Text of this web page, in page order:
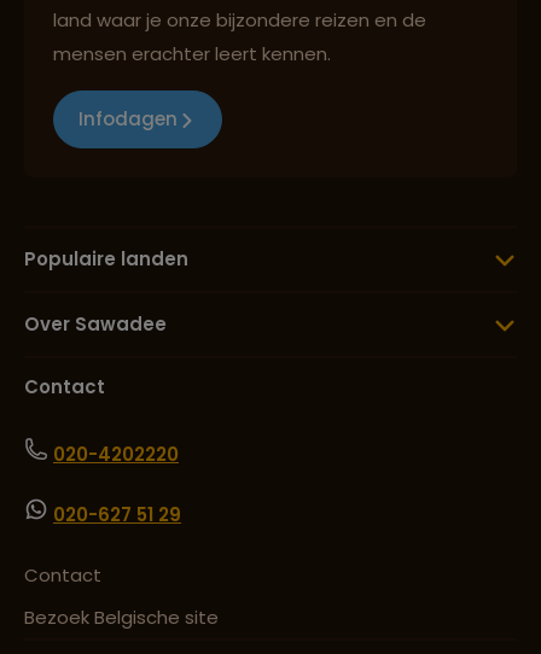
land waar je onze bijzondere reizen en de
mensen erachter leert kennen.
Infodagen
Populaire landen
Over Sawadee
Contact
020-4202220
020-627 51 29
Contact
Bezoek Belgische site